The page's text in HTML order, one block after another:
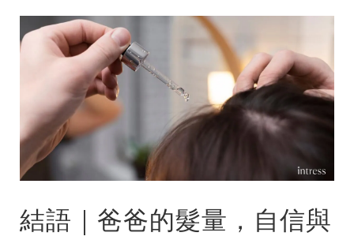
結語｜爸爸的髮量，自信與